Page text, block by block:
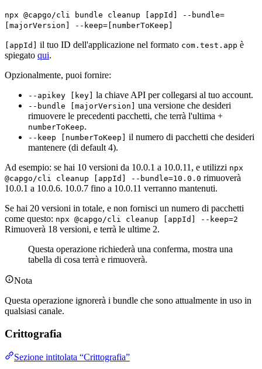
npx @capgo/cli bundle cleanup [appId] --bundle=
[majorVersion] --keep=[numberToKeep]
[appId] il tuo ID dell'applicazione nel formato com.test.app è
spiegato qui.
Opzionalmente, puoi fornire:
--apikey [key] la chiave API per collegarsi al tuo account.
--bundle [majorVersion]
una versione che desideri
rimuovere le precedenti pacchetti, che terrà l'ultima +
numberToKeep.
--keep [numberToKeep]
il numero di pacchetti che desideri
mantenere (di default 4).
Ad esempio: se hai 10 versioni da 10.0.1 a 10.0.11, e utilizzi npx
@capgo/cli cleanup [appId] --bundle=10.0.0 rimuoverà
10.0.1 a 10.0.6. 10.0.7 fino a 10.0.11 verranno mantenuti.
Se hai 20 versioni in totale, e non fornisci un numero di pacchetti
come questo: npx @capgo/cli cleanup [appId] --keep=2
Rimuoverà 18 versioni, e terrà le ultime 2.
Questa operazione richiederà una conferma, mostra una
tabella di cosa terrà e rimuoverà.
Nota
Questa operazione ignorerà i bundle che sono attualmente in uso in
qualsiasi canale.
Crittografia
Sezione intitolata “Crittografia”